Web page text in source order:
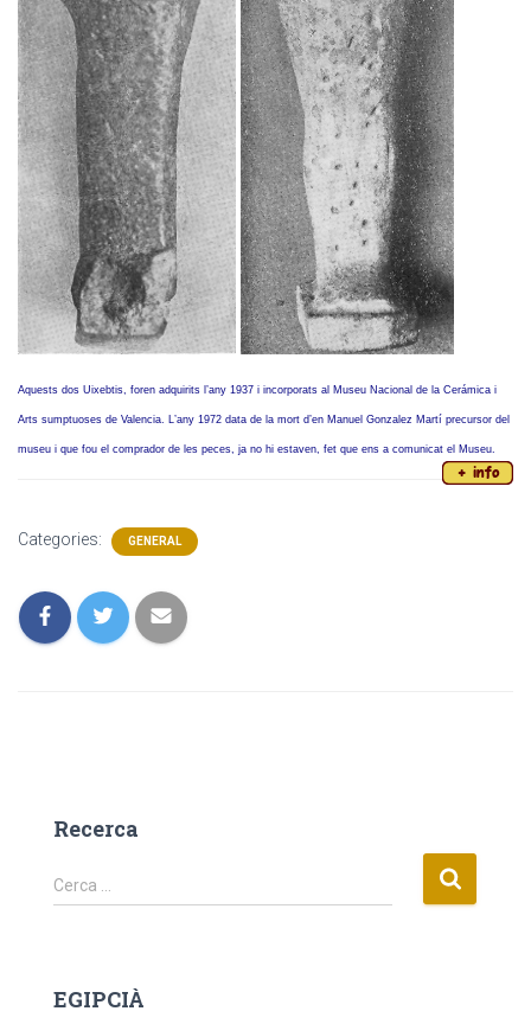
Aquests dos Uixebtis, foren adquirits l’any 1937 i incorporats al Museu Nacional de la Cerámica i
Arts sumptuoses de Valencia. L’any 1972 data de la mort d’en Manuel Gonzalez Martí precursor del
museu i que fou el comprador de les peces, ja no hi estaven, fet que ens a comunicat el Museu.
Categories: GENERAL
Recerca
C
e
:
Cerca …
EGIPCIÀ